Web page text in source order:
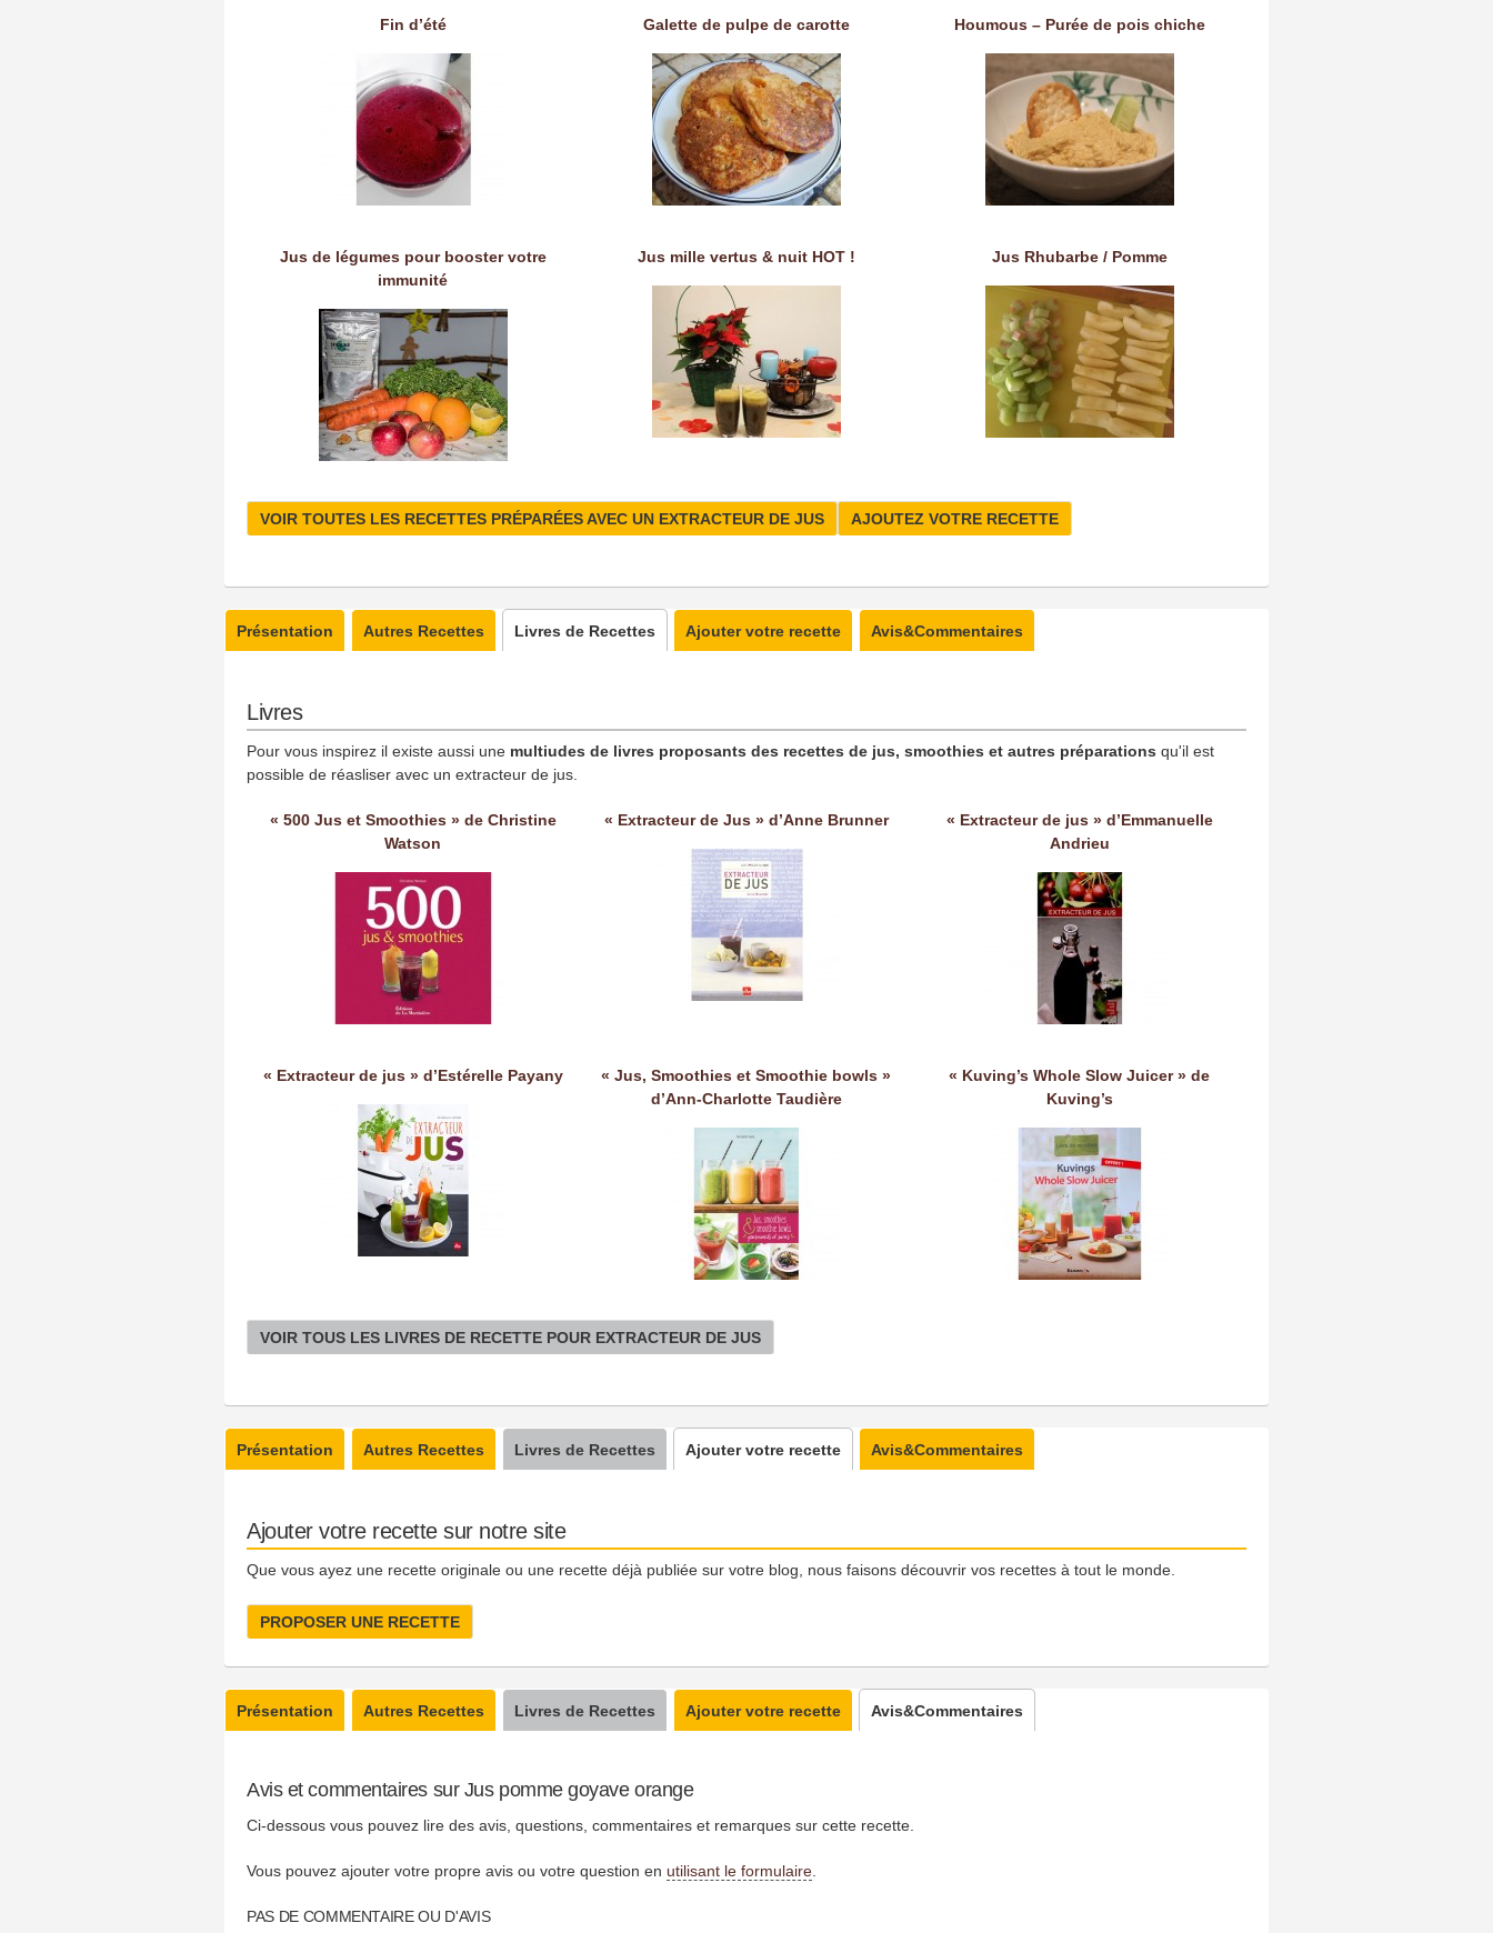
Fin d’été Galette de pulpe de carotte Houmous – Purée de pois chiche
Jus de légumes pour booster votre
immunité
Jus mille vertus & nuit HOT ! Jus Rhubarbe / Pomme
VOIR TOUTES LES RECETTES PRÉPARÉES AVEC UN EXTRACTEUR DE JUS AJOUTEZ VOTRE RECETTE
Présentation Autres Recettes Livres de Recettes Ajouter votre recette Avis&Commentaires
Livres
Pour vous inspirez il existe aussi une multiudes de livres proposants des recettes de jus, smoothies et autres préparations qu'il est
possible de réasliser avec un extracteur de jus.
« 500 Jus et Smoothies » de Christine
Watson
« Extracteur de Jus » d’Anne Brunner
« Extracteur de jus » d’Emmanuelle
Andrieu
« Extracteur de jus » d’Estérelle Payany
« Jus, Smoothies et Smoothie bowls »
d’Ann-Charlotte Taudière
« Kuving’s Whole Slow Juicer » de
Kuving’s
VOIR TOUS LES LIVRES DE RECETTE POUR EXTRACTEUR DE JUS
Présentation Autres Recettes Livres de Recettes Ajouter votre recette Avis&Commentaires
Ajouter votre recette sur notre site
Que vous ayez une recette originale ou une recette déjà publiée sur votre blog, nous faisons découvrir vos recettes à tout le monde.
PROPOSER UNE RECETTE
Présentation Autres Recettes Livres de Recettes Ajouter votre recette Avis&Commentaires
Avis et commentaires sur Jus pomme goyave orange
Ci-dessous vous pouvez lire des avis, questions, commentaires et remarques sur cette recette.
Vous pouvez ajouter votre propre avis ou votre question en utilisant le formulaire
PAS DE COMMENTAIRE OU D'AVIS